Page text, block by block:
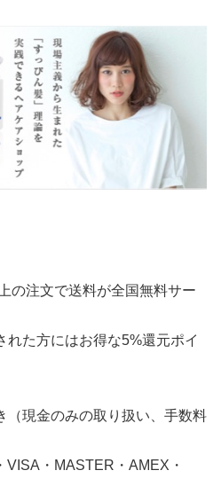
の注文で送料が全国無料サー
れた方にはお得な5%還元ポイ
現金のみの取り扱い、手数料
・MASTER・AMEX・